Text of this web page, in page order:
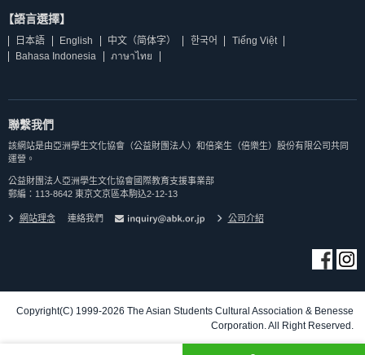
【語言選擇】
日本語 English 中文（简体字） 한국어
Tiếng Việt
Bahasa Indonesia
ภาษาไทย
聯繫我們
該網站是由亞洲學生文化協會（公益財團法人）和倍楽生（倍樂生）股份有限公司共同
運營。
公益財團法人亞洲學生文化協會國際教育支援事業部
郵編：113-8642 東京文京區本駒込2-12-13
網站理念 連絡我們 公司介紹
Copyright(C) 1999-2026 The Asian Students Cultural Association & Benesse
Corporation. All Right Reserved.